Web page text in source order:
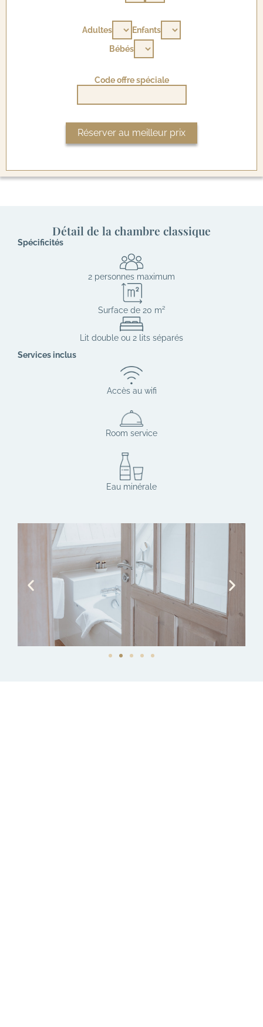
Adultes
Enfants
Bébés
Code offre spéciale
Détail de la chambre classique
Spécificités
2 personnes maximum
Surface de 20 m²
Lit double ou 2 lits séparés
Services inclus
Accès au wifi
Room service
Eau minérale